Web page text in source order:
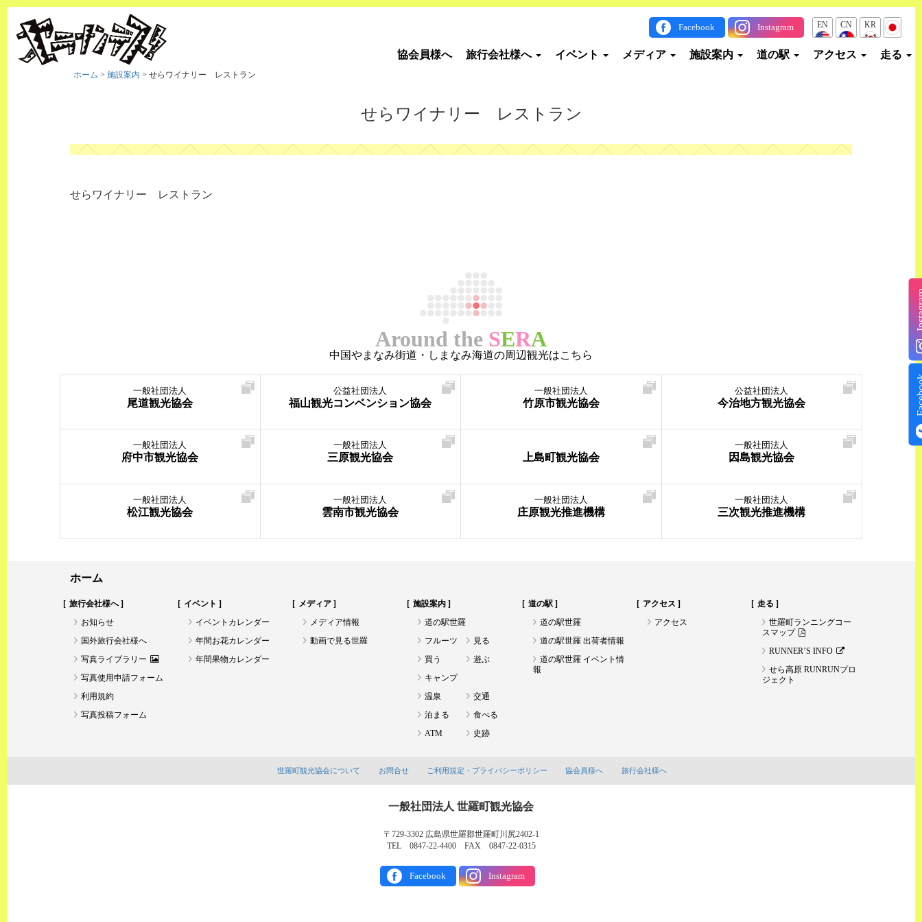
Facebook Instagram EN CN KR JP
協会員様へ 旅行会社様へ イベント メディア 施設案内 道の駅 アクセス 走る
ホーム > 施設案内 > せらワイナリー レストラン
せらワイナリー レストラン
せらワイナリー レストラン
Around the SERA
中国やまなみ街道・しまなみ海道の周辺観光はこちら
一般社団法人
尾道観光協会
公益社団法人
福山観光コンベンション協会
一般社団法人
竹原市観光協会
公益社団法人
今治地方観光協会
一般社団法人
府中市観光協会
一般社団法人
三原観光協会 上島町観光協会
一般社団法人
因島観光協会
一般社団法人
松江観光協会
一般社団法人
雲南市観光協会
一般社団法人
庄原観光推進機構
一般社団法人
三次観光推進機構
ホーム
旅行会社様へ
お知らせ
国外旅行会社様へ
写真ライブラリー
写真使用申請フォーム
利用規約
写真投稿フォーム
イベント
イベントカレンダー
年間お花カレンダー
年間果物カレンダー
メディア
メディア情報
動画で見る世羅
施設案内
道の駅世羅
フルーツ
見る
買う
遊ぶ
キャンプ
温泉
交通
泊まる
食べる
ATM
史跡
道の駅
道の駅世羅
道の駅世羅 出荷者情報
道の駅世羅 イベント情
報
アクセス
アクセス
走る
世羅町ランニングコー
スマップ
RUNNER’S INFO
せら高原 RUNRUNプロ
ジェクト
世羅町観光協会について お問合せ ご利用規定・プライバシーポリシー 協会員様へ 旅行会社様へ
一般社団法人 世羅町観光協会
〒729-3302 広島県世羅郡世羅町川尻2402-1
TEL 0847-22-4400 FAX 0847-22-0315
Facebook Instagram